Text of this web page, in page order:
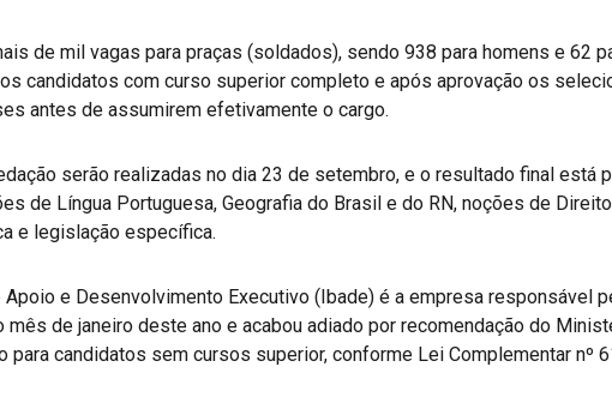
de mil vagas para praças (soldados), sendo 938 para homens e 62
candidatos com curso superior completo e após aprovação os
antes de assumirem efetivamente o cargo.
serão realizadas no dia 23 de setembro, e o resultado final está
de Língua Portuguesa, Geografia do Brasil e do RN, noções de
e legislação específica.
e Desenvolvimento Executivo (Ibade) é a empresa responsável
mês de janeiro deste ano e acabou adiado por recomendação do
para candidatos sem cursos superior, conforme Lei Complementar nº